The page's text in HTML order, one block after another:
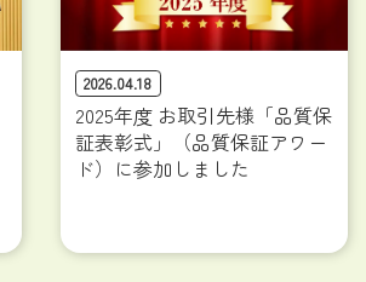
2026.04.18
2025年度 お取引先様「品質保
証表彰式」（品質保証アワー
ド）に参加しました